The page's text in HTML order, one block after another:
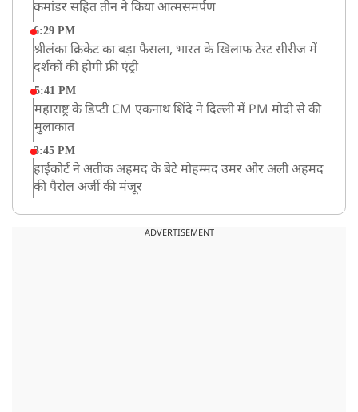
कमांडर सहित तीन ने किया आत्मसमर्पण
6:29 PM
श्रीलंका क्रिकेट का बड़ा फैसला, भारत के खिलाफ टेस्ट सीरीज में
दर्शकों की होगी फ्री एंट्री
5:41 PM
महाराष्ट्र के डिप्टी CM एकनाथ शिंदे ने दिल्ली में PM मोदी से की
मुलाकात
3:45 PM
हाईकोर्ट ने अतीक अहमद के बेटे मोहम्मद उमर और अली अहमद
की पैरोल अर्जी की मंजूर
CM योगी का सपा पर हमला, कहा- वोट बैंक की राजनीति ने
ADVERTISEMENT